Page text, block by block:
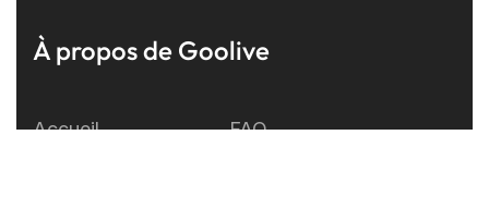
À propos de Goolive
Accueil FAQ